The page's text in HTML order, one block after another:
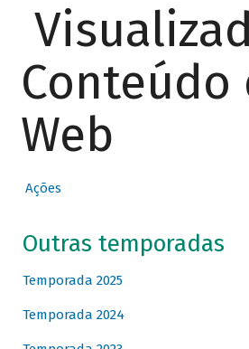
Conteúdo
Web
Ações
Outras temporadas
Temporada 2025
Temporada 2024